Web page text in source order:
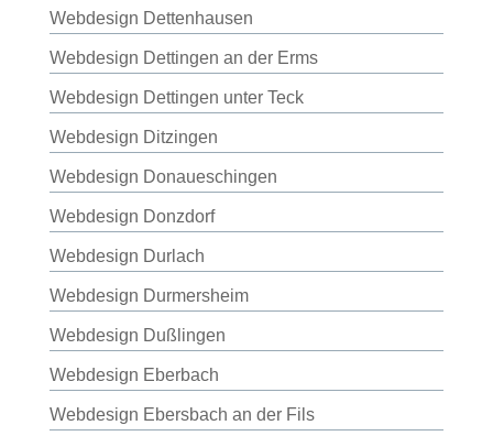
Webdesign Dettenhausen
Webdesign Dettingen an der Erms
Webdesign Dettingen unter Teck
Webdesign Ditzingen
Webdesign Donaueschingen
Webdesign Donzdorf
Webdesign Durlach
Webdesign Durmersheim
Webdesign Dußlingen
Webdesign Eberbach
Webdesign Ebersbach an der Fils